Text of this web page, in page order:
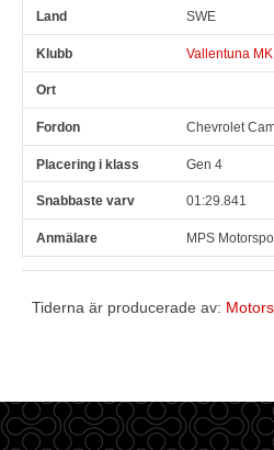
SWE
Vallentuna MK
Chevrolet
Gen 4
01:29.841
MPS
Tiderna är producerade av: